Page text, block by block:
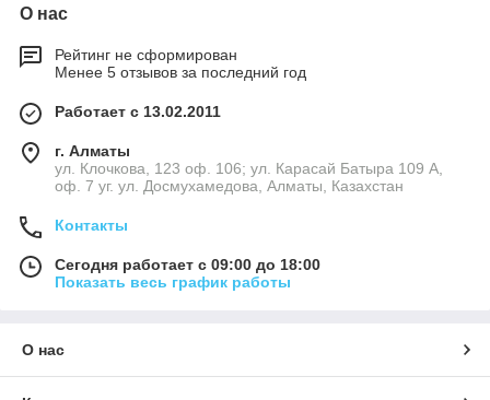
О нас
Рейтинг не сформирован
Менее 5 отзывов за последний год
Работает с 13.02.2011
г. Алматы
ул. Клочкова, 123 оф. 106; ул. Карасай Батыра 109 А,
оф. 7 уг. ул. Досмухамедова, Алматы, Казахстан
Контакты
Сегодня работает с 09:00 до 18:00
Показать весь график работы
О нас